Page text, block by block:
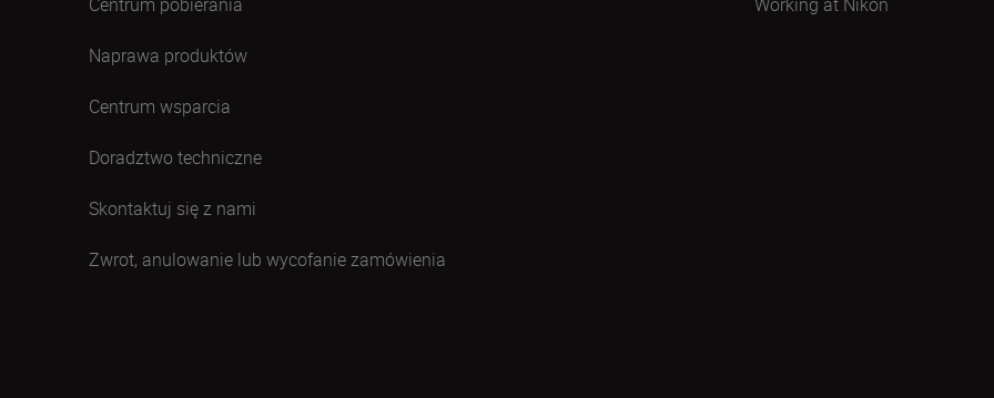
Naprawa produktów
Centrum wsparcia
Doradztwo techniczne
Skontaktuj się z nami
Zwrot, anulowanie lub wycofanie zamówienia